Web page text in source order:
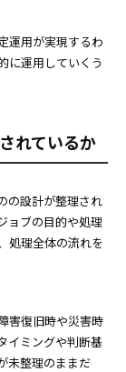
運用が実現するわ
に運用していくう
れているか
の設計が整理され
ョブの目的や処理
処理全体の流れを
害復旧時や災害時
イミングや判断基
未整理のままだ